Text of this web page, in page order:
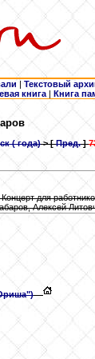
| Текстовый
книга | Книга
( года)> [Пред.]
Концерт для
Алексей